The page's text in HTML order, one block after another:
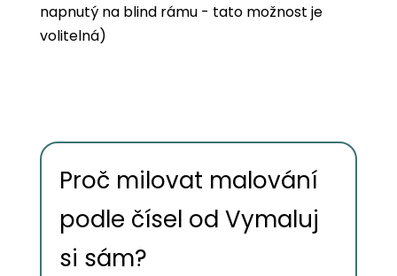
napnutý na blind rámu - tato možnost je
volitelná)
Proč milovat malování
podle čísel od Vymaluj
si sám?